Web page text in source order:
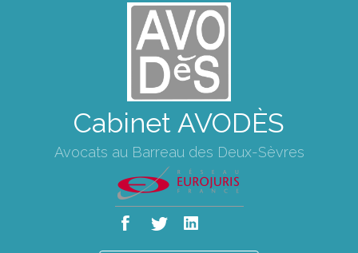
Cabinet AVODÈS
Avocats au Barreau des Deux-Sèvres